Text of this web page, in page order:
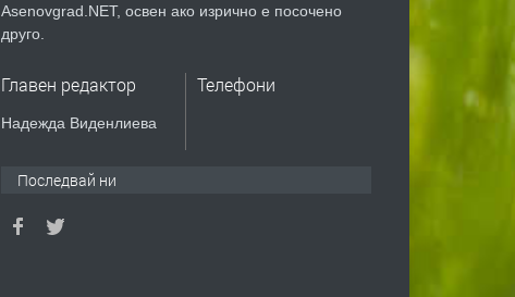
Asenovgrad.NET, освен ако изрично е посочено
друго.
Главен редактор
Надежда Виденлиева
Телефони
Последвай ни